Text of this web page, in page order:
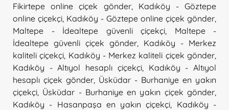
Fikirtepe online çiçek gönder, Kadıköy - Göztepe
online çiçekçi Kadıköy - Göztepe online çiçek gönder
Maltepe - İdealtepe güvenli çiçekçi
Maltepe -
İdealtepe güvenli çiçek gönder
Kadıköy - Merkez
kaliteli çiçekçi Kadıköy - Merkez kaliteli çiçek gönder
Kadıköy - Altıyol hesaplı çiçekçi, Kadıköy - Altıyol
hesaplı çiçek gönder Üsküdar - Burhaniye en yakın
çiçekçi Üsküdar - Burhaniye en yakın çiçek gönder
Kadıköy - Hasanpaşa en yakın çiçekçi
Kadıköy -